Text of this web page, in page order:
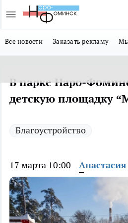
Все новости Заказать рекламу Мы
В парке Наро-
детскую площадку
Благоустройство
17 марта 10:00